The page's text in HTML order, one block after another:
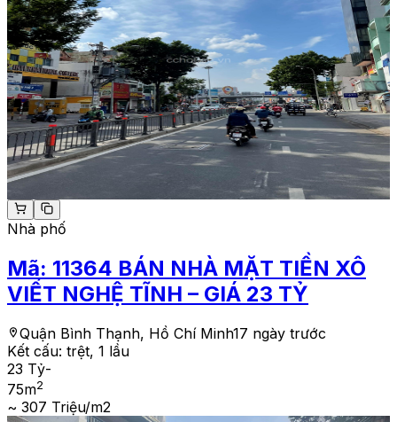
Nhà phố
Mã: 11364 BÁN NHÀ MẶT TIỀN XÔ
VIẾT NGHỆ TĨNH – GIÁ 23 TỶ
Quận Bình Thạnh, Hồ Chí Minh17 ngày trước
Kết cấu: trệt, 1 lầu
23 Tỷ-
75m2
~ 307 Triệu/m2